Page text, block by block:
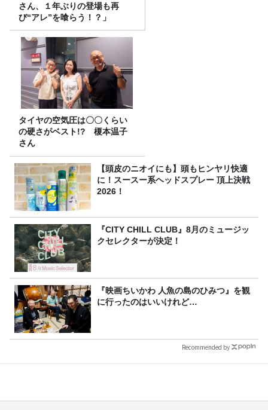
さん、１年ぶりの登場も再
び“アレ”を喰らう！？」
タイヤの空気圧は〇〇くらい
の硬さがベスト!? 榎本温子
さん
【頭皮のニオイにも】頭もヒンヤリ快適
に！スースー系ヘッドスプレー 頂上決戦
2026！
『CITY CHILL CLUB』8月のミュージッ
クセレクターが決定！
『映画ちいかわ 人魚の島のひみつ』を観
に行ったのはいいけれど…
Recommended by